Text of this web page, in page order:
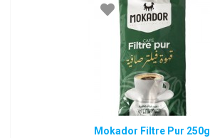
Mokador Filtre Pur 250g